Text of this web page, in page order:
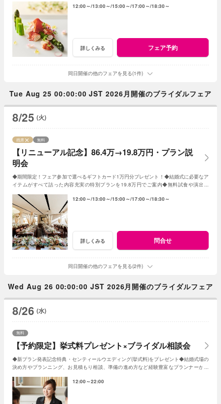
12:00～ 13:00～ 15:00～ 17:00～ 18:30～
詳しくみる フェア予約
同日開催の他のフェアを見る(1件)
Tue Aug 25 00:00:00 JST 2026月開催のブライダルフェア
8/25 (火)
【リニューアル記念】86.4万→19.8万円・プラン説
明会
残席 無料
◆期間限定！フェア参加で選べるギフトカード1万円分プレゼント！◆結婚式に必要なア
イテムがすべて詰った内容充実の特別プランを19.8万円でご案内◆無料試食や演出体
12:00～ 13:00～ 15:00～ 17:00～ 18:30～
詳しくみる 問合せ
同日開催の他のフェアを見る(2件)
Wed Aug 26 00:00:00 JST 2026月開催のブライダルフェア
8/26 (水)
【予約限定】挙式料プレゼント×ブライダル相談会
無料
◆新プラン発表記念特典・センティールウエディング(挙式料)をプレゼント◆結婚式場の
決め方やプランニング、お見積もり相談、準備の進め方など経験豊富なプランナーがし
12:00～22:00